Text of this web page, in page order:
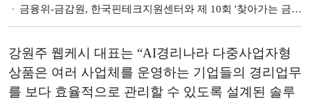
금융위-금감원, 한국핀테크지원센터와 제 10회 '찾아가는 금융규제 샌드박스' 간담회 개최
강원주 웹케시 대표는 “AI경리나라 다중사업자형
상품은 여러 사업체를 운영하는 기업들의 경리업무
를 보다 효율적으로 관리할 수 있도록 설계된 솔루